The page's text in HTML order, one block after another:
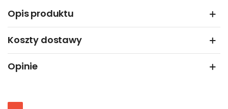
Opis produktu
Koszty dostawy
Opinie